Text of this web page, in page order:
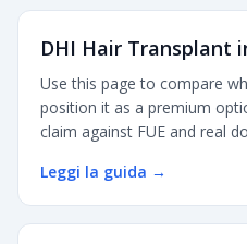
DHI Hair Transplant
Use this page to compare
position it as a premium
claim against FUE and real
Leggi la guida →